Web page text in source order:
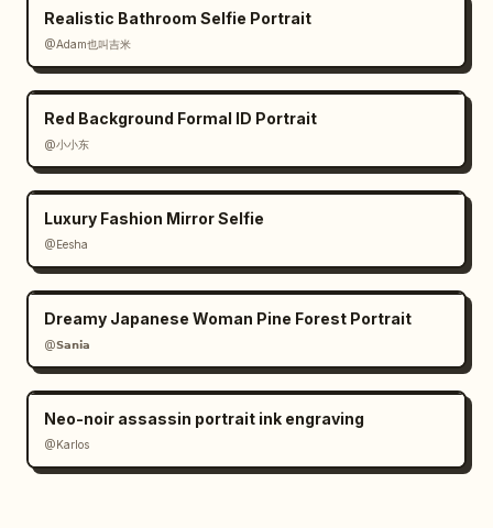
Realistic Bathroom Selfie Portrait
@Adam也叫吉米
Red Background Formal ID Portrait
@小小东
Luxury Fashion Mirror Selfie
@Eesha
Dreamy Japanese Woman Pine Forest Portrait
@𝗦𝗮𝗻𝗶𝗮
Neo-noir assassin portrait ink engraving
@Karlos